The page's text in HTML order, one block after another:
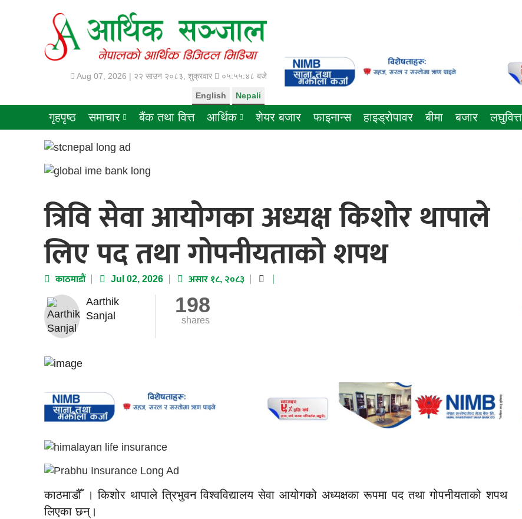
Aug 07, 2026 | २२ साउन २०८३, शुक्रवार ०५:५५:४८ बजे
Nepali
English
गृहपृष्ठ समाचार बैंक तथा वित्त आर्थिक शेयर बजार फाइनान्स हाइड्रोपावर बीमा बजार लघुवित्त
त्रिवि सेवा आयोगका अध्यक्ष किशोर थापाले
लिए पद तथा गोपनीयताको शपथ
काठमाडाैं Jul 02, 2026 असार १८, २०८३
Aarthik
Sanjal
198
shares
काठमाडौँ । किशोर थापाले त्रिभुवन विश्वविद्यालय सेवा आयोगको अध्यक्षका रूपमा पद तथा गोपनीयताको शपथ
लिएका छन्।